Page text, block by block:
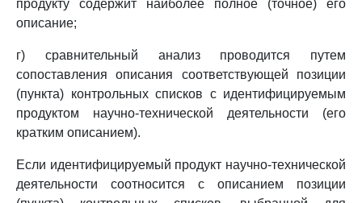
продукту содержит наиболее полное (точное) его
описание;
г) сравнительный анализ проводится путем
сопоставления описания соответствующей позиции
(пункта) контрольных списков с идентифицируемым
продуктом научно-технической деятельности (его
кратким описанием).
Если идентифицируемый продукт научно-технической
деятельности соотносится с описанием позиции